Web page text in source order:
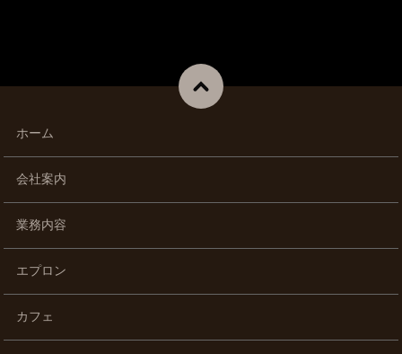
ホーム
会社案内
業務内容
エプロン
カフェ